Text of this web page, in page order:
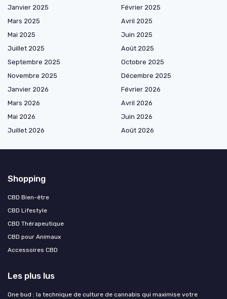
Janvier 2025
Février 2025
Mars 2025
Avril 2025
Mai 2025
Juin 2025
Juillet 2025
Août 2025
Septembre 2025
Octobre 2025
Novembre 2025
Décembre 2025
Janvier 2026
Février 2026
Mars 2026
Avril 2026
Mai 2026
Juin 2026
Juillet 2026
Août 2026
Shopping
CBD Bien-être
CBD Lifestyle
CBD Thérapeutique
CBD pour Animaux
Accessoires CBD
Les plus lus
One bud : la technique de culture de cannabis qui maximise votre